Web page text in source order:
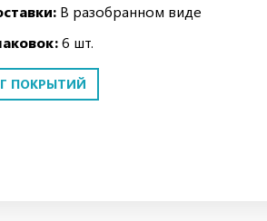
В разобранном виде
6 шт.
ПОКРЫТИЙ